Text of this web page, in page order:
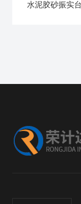
水泥胶砂振实